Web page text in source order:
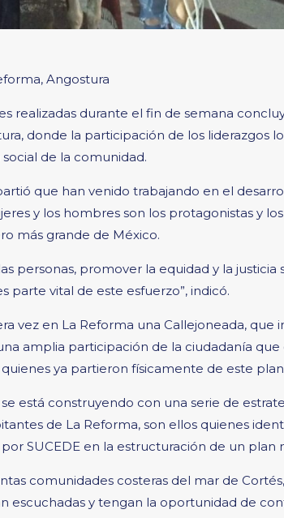
Angostura
realizadas durante el fin de semana
donde la participación de los liderazgos
de la comunidad.
que han venido trabajando en el
y los hombres son los protagonistas y los
más grande de México.
personas, promover la equidad y la justicia
parte vital de este esfuerzo”, indicó.
vez en La Reforma una Callejoneada, que
amplia participación de la ciudadanía que
ya partieron físicamente de este
está construyendo con una serie de
de La Reforma, son ellos quienes
SUCEDE en la estructuración de un plan
comunidades costeras del mar de
escuchadas y tengan la oportunidad de